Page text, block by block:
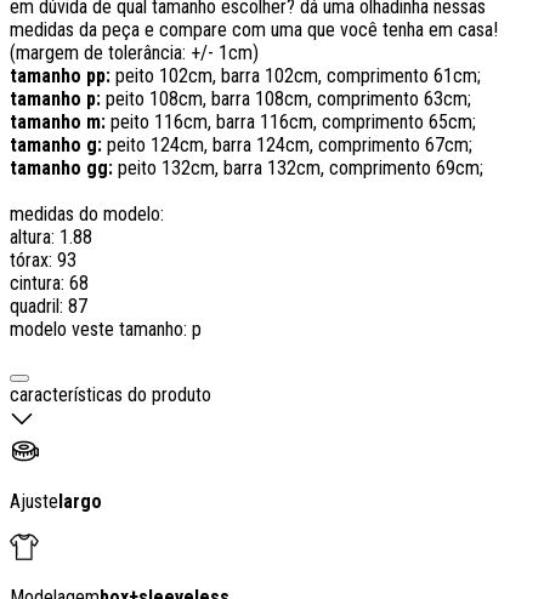
em dúvida de qual tamanho escolher? dá uma olhadinha nessas
medidas da peça e compare com uma que você tenha em casa!
(margem de tolerância: +/- 1cm)
tamanho pp: peito 102cm, barra 102cm, comprimento 61cm;
tamanho p: peito 108cm, barra 108cm, comprimento 63cm;
tamanho m: peito 116cm, barra 116cm, comprimento 65cm;
tamanho g: peito 124cm, barra 124cm, comprimento 67cm;
tamanho gg: peito 132cm, barra 132cm, comprimento 69cm;
medidas do modelo:
altura: 1.88
tórax: 93
cintura: 68
quadril: 87
modelo veste tamanho: p
características do produto
Ajustelargo